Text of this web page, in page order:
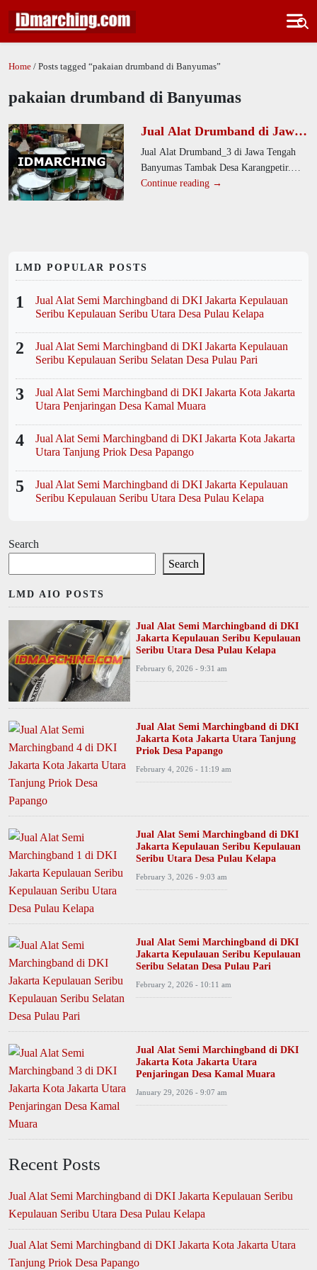
Home / Posts tagged “pakaian drumband di Banyumas”
pakaian drumband di Banyumas
Jual Alat Drumband di Jawa
Tengah Banyumas Tambak
Desa Karangpetir
Jual Alat Drumband_3 di Jawa Tengah
Banyumas Tambak Desa Karangpetir.
Perusahaan kami memproduksi alat
Continue reading →
LMD POPULAR POSTS
1
Jual Alat Semi Marchingband di DKI Jakarta Kepulauan
Seribu Kepulauan Seribu Utara Desa Pulau Kelapa
2
Jual Alat Semi Marchingband di DKI Jakarta Kepulauan
Seribu Kepulauan Seribu Selatan Desa Pulau Pari
3
Jual Alat Semi Marchingband di DKI Jakarta Kota Jakarta
Utara Penjaringan Desa Kamal Muara
4
Jual Alat Semi Marchingband di DKI Jakarta Kota Jakarta
Utara Tanjung Priok Desa Papango
5
Jual Alat Semi Marchingband di DKI Jakarta Kepulauan
Seribu Kepulauan Seribu Utara Desa Pulau Kelapa
Search
Search
LMD AIO POSTS
Jual Alat Semi Marchingband di DKI
Jakarta Kepulauan Seribu Kepulauan
Seribu Utara Desa Pulau Kelapa
February 6, 2026 - 9:31 am
Jual Alat Semi Marchingband di DKI
Jakarta Kota Jakarta Utara Tanjung
Priok Desa Papango
February 4, 2026 - 11:19 am
Jual Alat Semi Marchingband di DKI
Jakarta Kepulauan Seribu Kepulauan
Seribu Utara Desa Pulau Kelapa
February 3, 2026 - 9:03 am
Jual Alat Semi Marchingband di DKI
Jakarta Kepulauan Seribu Kepulauan
Seribu Selatan Desa Pulau Pari
February 2, 2026 - 10:11 am
Jual Alat Semi Marchingband di DKI
Jakarta Kota Jakarta Utara
Penjaringan Desa Kamal Muara
January 29, 2026 - 9:07 am
Recent Posts
Jual Alat Semi Marchingband di DKI Jakarta Kepulauan Seribu
Kepulauan Seribu Utara Desa Pulau Kelapa
Jual Alat Semi Marchingband di DKI Jakarta Kota Jakarta Utara
Tanjung Priok Desa Papango